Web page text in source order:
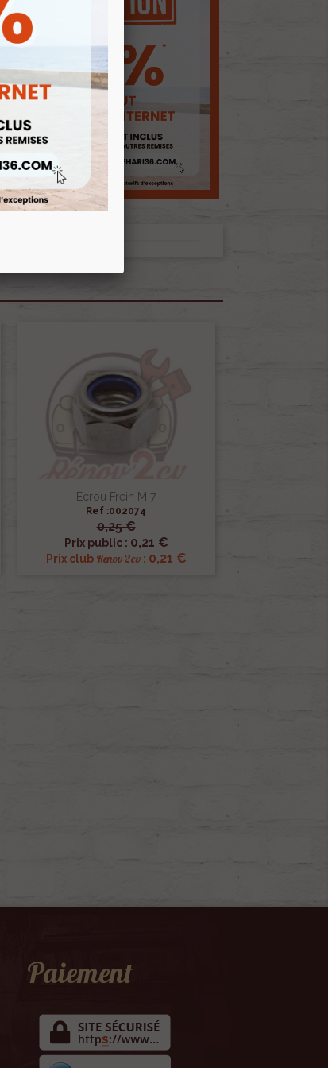
Ecrou Frein M 7
Ref :002074
0,25 €
Prix public : 0,21 €
Prix club Renov 2cv: 0,21 €
 Aperçu rapide
Paiement